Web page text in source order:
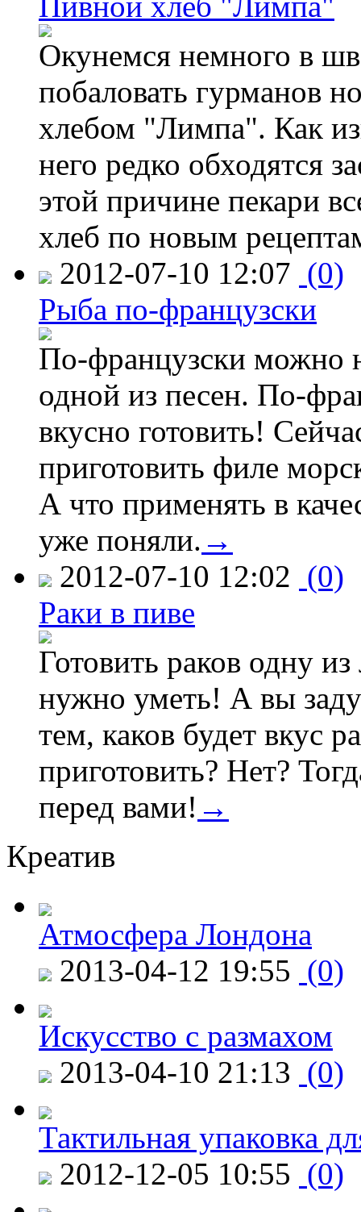
Окунемся немного в
побаловать гурманов
хлебом "Лимпа". Как
него редко обходятся
этой причине пекари
хлеб по новым
2012-07-10 12:07 (0)
Рыба по-французски
По-французски можно
одной из песен. По-
вкусно готовить!
приготовить филе
А что применять в
уже поняли. →
2012-07-10 12:02 (0)
Раки в пиве
Готовить раков одну
нужно уметь! А вы
тем, каков будет вкус
приготовить? Нет?
перед вами! →
Креатив
Атмосфера Лондона
2013-04-12 19:55 (0)
Искусство с размахом
2013-04-10 21:13 (0)
Тактильная упаковка
2012-12-05 10:55 (0)